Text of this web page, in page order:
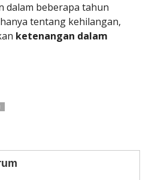
dalam beberapa tahun
tentang kehilangan,
ketenangan dalam